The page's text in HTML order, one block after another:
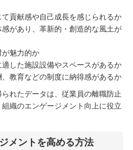
て貢献感や自己成長を感じられるか
感があり、革新的・創造的な風土が
が魅力的か
適した施設設備やスペースがあるか
、教育などの制度に納得感があるか​
れたデータは、従業員の離職防止
織のエンゲージメント向上に役立
メントを高める方法